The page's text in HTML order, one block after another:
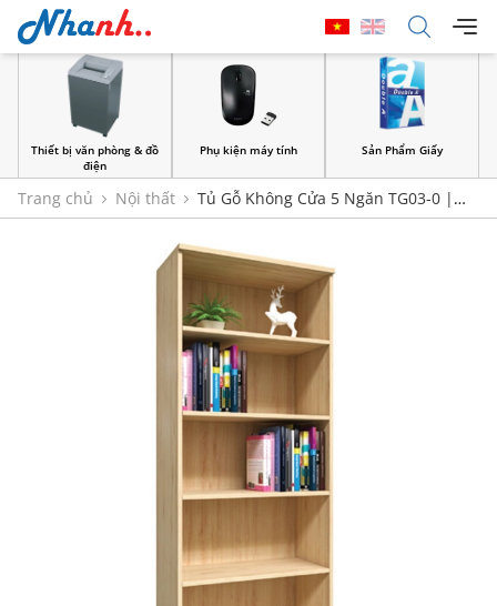
Thiết bị văn phòng & đồ
điện
Phụ kiện máy tính Sản Phẩm Giấy
Trang chủ Nội thất
Tủ Gỗ Không Cửa 5 Ngăn TG03-0 |
Nội Thất 190